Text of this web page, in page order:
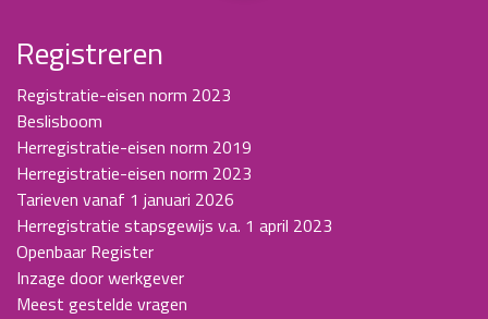
Registreren
Registratie-eisen norm 2023
Beslisboom
Herregistratie-eisen norm 2019
Herregistratie-eisen norm 2023
Tarieven vanaf 1 januari 2026
Herregistratie stapsgewijs v.a. 1 april 2023
Openbaar Register
Inzage door werkgever
Meest gestelde vragen